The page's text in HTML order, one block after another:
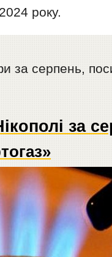
року.
за серпень,
за